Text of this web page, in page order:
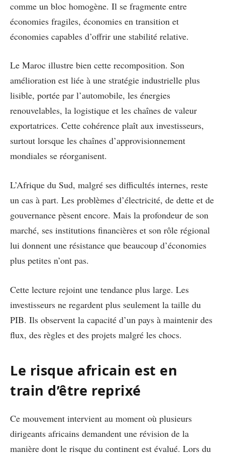
comme un bloc homogène. Il se fragmente entre
économies fragiles, économies en transition et
économies capables d’offrir une stabilité relative.
Le Maroc illustre bien cette recomposition. Son
amélioration est liée à une stratégie industrielle plus
lisible, portée par l’automobile, les énergies
renouvelables, la logistique et les chaînes de valeur
exportatrices. Cette cohérence plaît aux investisseurs,
surtout lorsque les chaînes d’approvisionnement
mondiales se réorganisent.
L’Afrique du Sud, malgré ses difficultés internes, reste
un cas à part. Les problèmes d’électricité, de dette et de
gouvernance pèsent encore. Mais la profondeur de son
marché, ses institutions financières et son rôle régional
lui donnent une résistance que beaucoup d’économies
plus petites n’ont pas.
Cette lecture rejoint une tendance plus large. Les
investisseurs ne regardent plus seulement la taille du
PIB. Ils observent la capacité d’un pays à maintenir des
flux, des règles et des projets malgré les chocs.
Le risque africain est en
train d’être reprixé
Ce mouvement intervient au moment où plusieurs
dirigeants africains demandent une révision de la
manière dont le risque du continent est évalué. Lors du